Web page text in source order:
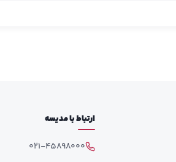
ارتباط با مدیسه
021-45898000